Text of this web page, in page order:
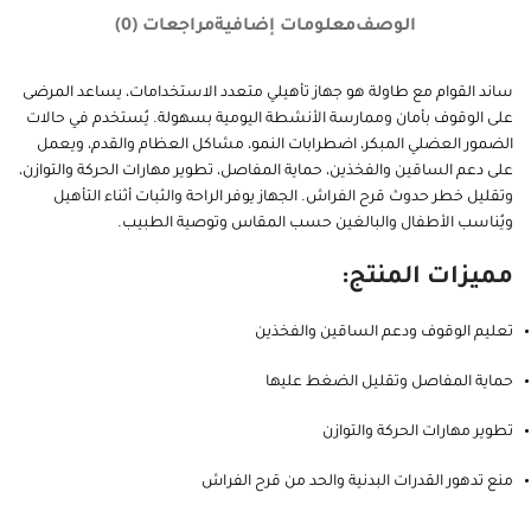
الوصفمعلومات إضافيةمراجعات (0)
ساند القوام مع طاولة هو جهاز تأهيلي متعدد الاستخدامات، يساعد المرضى
على الوقوف بأمان وممارسة الأنشطة اليومية بسهولة. يُستخدم في حالات
الضمور العضلي المبكر، اضطرابات النمو، مشاكل العظام والقدم، ويعمل
على دعم الساقين والفخذين، حماية المفاصل، تطوير مهارات الحركة والتوازن،
وتقليل خطر حدوث قرح الفراش. الجهاز يوفر الراحة والثبات أثناء التأهيل
ويُناسب الأطفال والبالغين حسب المقاس وتوصية الطبيب.
مميزات المنتج:
تعليم الوقوف ودعم الساقين والفخذين
حماية المفاصل وتقليل الضغط عليها
تطوير مهارات الحركة والتوازن
منع تدهور القدرات البدنية والحد من قرح الفراش